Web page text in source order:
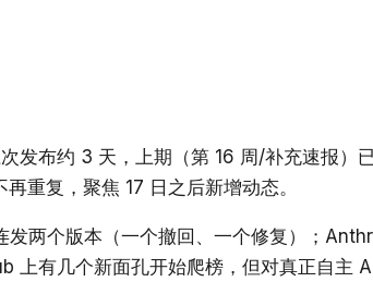
发布约 3 天，上期（第 16 周/补充速报
复，聚焦 17 日之后新增动态。
两个版本（一个撤回、一个修复）；
有几个新面孔开始爬榜，但对真正自主